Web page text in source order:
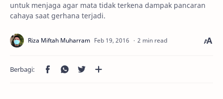
untuk menjaga agar mata tidak terkena dampak pancaran
cahaya saat gerhana terjadi.
2 min read